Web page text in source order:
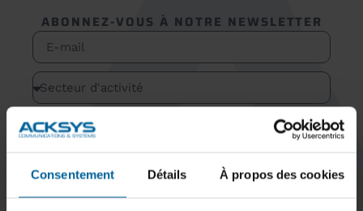
Consentement Détails À propos des cookies
ABONNEZ-VOUS À NOTRE NEWSLETTER